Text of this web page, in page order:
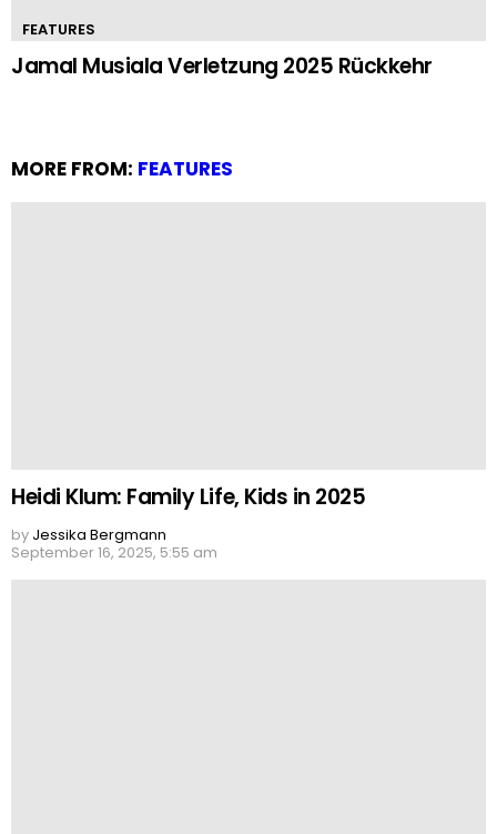
FEATURES
Jamal Musiala Verletzung 2025 Rückkehr
MORE FROM: FEATURES
Heidi Klum: Family Life, Kids in 2025
by Jessika Bergmann
September 16, 2025, 5:55 am